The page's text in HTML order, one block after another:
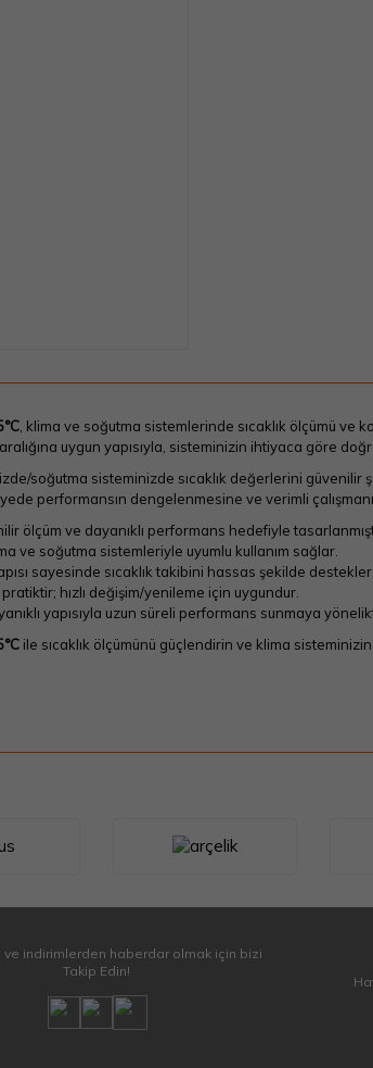
, klima ve soğutma sistemlerinde sıcaklık ölçümü ve
uygun yapısıyla, sisteminizin ihtiyaca göre
soğutma sisteminizde sıcaklık değerlerini
performansın dengelenmesine ve verimli
ölçüm ve dayanıklı performans hedefiyle
ve soğutma sistemleriyle uyumlu kullanım sağlar.
sayesinde sıcaklık takibini hassas şekilde destekler.
hızlı değişim/yenileme için uygundur.
yapısıyla uzun süreli performans sunmaya
ile sıcaklık ölçümünü güçlendirin ve klima
ve indirimlerden haberdar olmak için bizi
Takip Edin!